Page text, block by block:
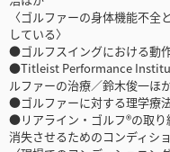
〈ゴルファーの身体機能不
している〉
●ゴルフスイングにおける動
●Titleist Performance
ルファーの治療／鈴木俊一ほ
●ゴルファーに対する理学療
●リアライン・ゴルフ®の取
消失させるためのコンディシ